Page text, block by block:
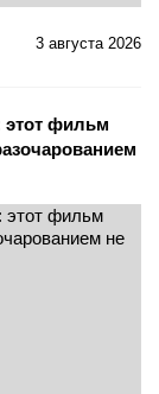
3 августа 2026
этот фильм